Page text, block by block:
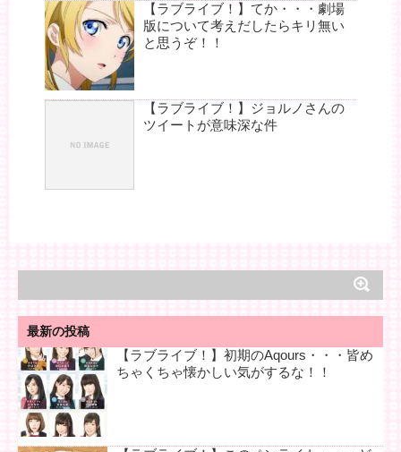
【ラブライブ！】てか・・・劇場
版について考えだしたらキリ無い
と思うぞ！！
【ラブライブ！】ジョルノさんの
ツイートが意味深な件
最新の投稿
【ラブライブ！】初期のAqours・・・皆め
ちゃくちゃ懐かしい気がするな！！